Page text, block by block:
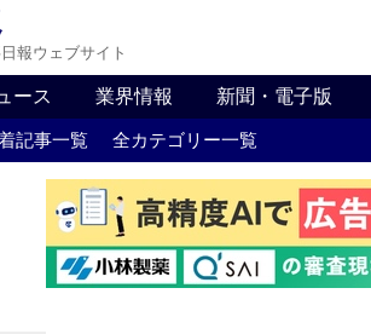
報ウェブサイト
ース 業界情報 新聞・電子版
記事一覧 全カテゴリー一覧